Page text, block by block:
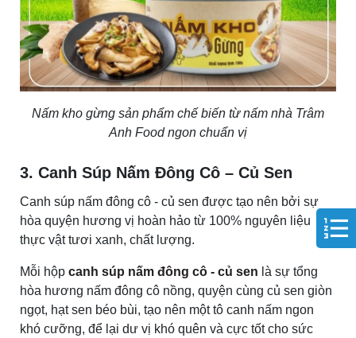
Nấm kho gừng sản phẩm chế biến từ nấm nhà Trâm
Anh Food ngon chuẩn vị
3. Canh Súp Nấm Đông Cô – Củ Sen
Canh súp nấm đông cô - củ sen được tạo nên bởi sự
hòa quyện hương vị hoàn hảo từ 100% nguyên liệu
thực vật tươi xanh, chất lượng.
Mỗi hộp canh súp nấm đông cô - củ sen là sự tổng
hòa hương nấm đông cô nồng, quyện cùng củ sen giòn
ngọt, hạt sen béo bùi, tạo nên một tô canh nấm ngon
khó cưỡng, để lại dư vị khó quên và cực tốt cho sức